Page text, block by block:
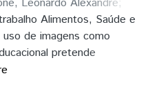
escolares para os alunos,
ecolar, com o fim de
nutricional que ainda é
nas escolas brasileiras
assim um maior
Maria Capallani dos
Alimentos, Saúde e
de imagens como
pretende
despertar para outras